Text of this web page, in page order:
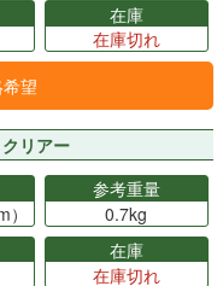
在庫
在庫切れ
望
リアー
参考重量
0.7kg
在庫
在庫切れ